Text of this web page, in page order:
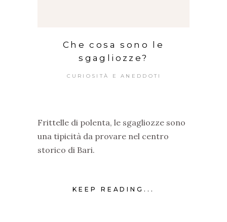
Che cosa sono le
sgagliozze?
CURIOSITÀ E ANEDDOTI
Frittelle di polenta, le sgagliozze sono
una tipicità da provare nel centro
storico di Bari.
KEEP READING...